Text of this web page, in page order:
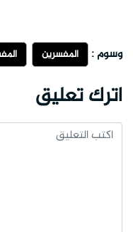
وسوم : المفسرين
اترك تعليق